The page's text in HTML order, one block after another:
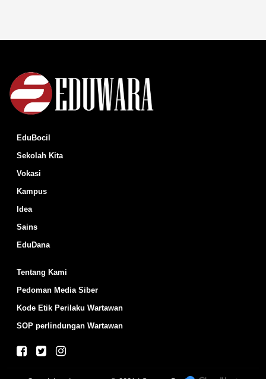
EduBocil
Sekolah Kita
Vokasi
Kampus
Idea
Sains
EduDana
Tentang Kami
Pedoman Media Siber
Kode Etik Perilaku Wartawan
SOP perlindungan Wartawan